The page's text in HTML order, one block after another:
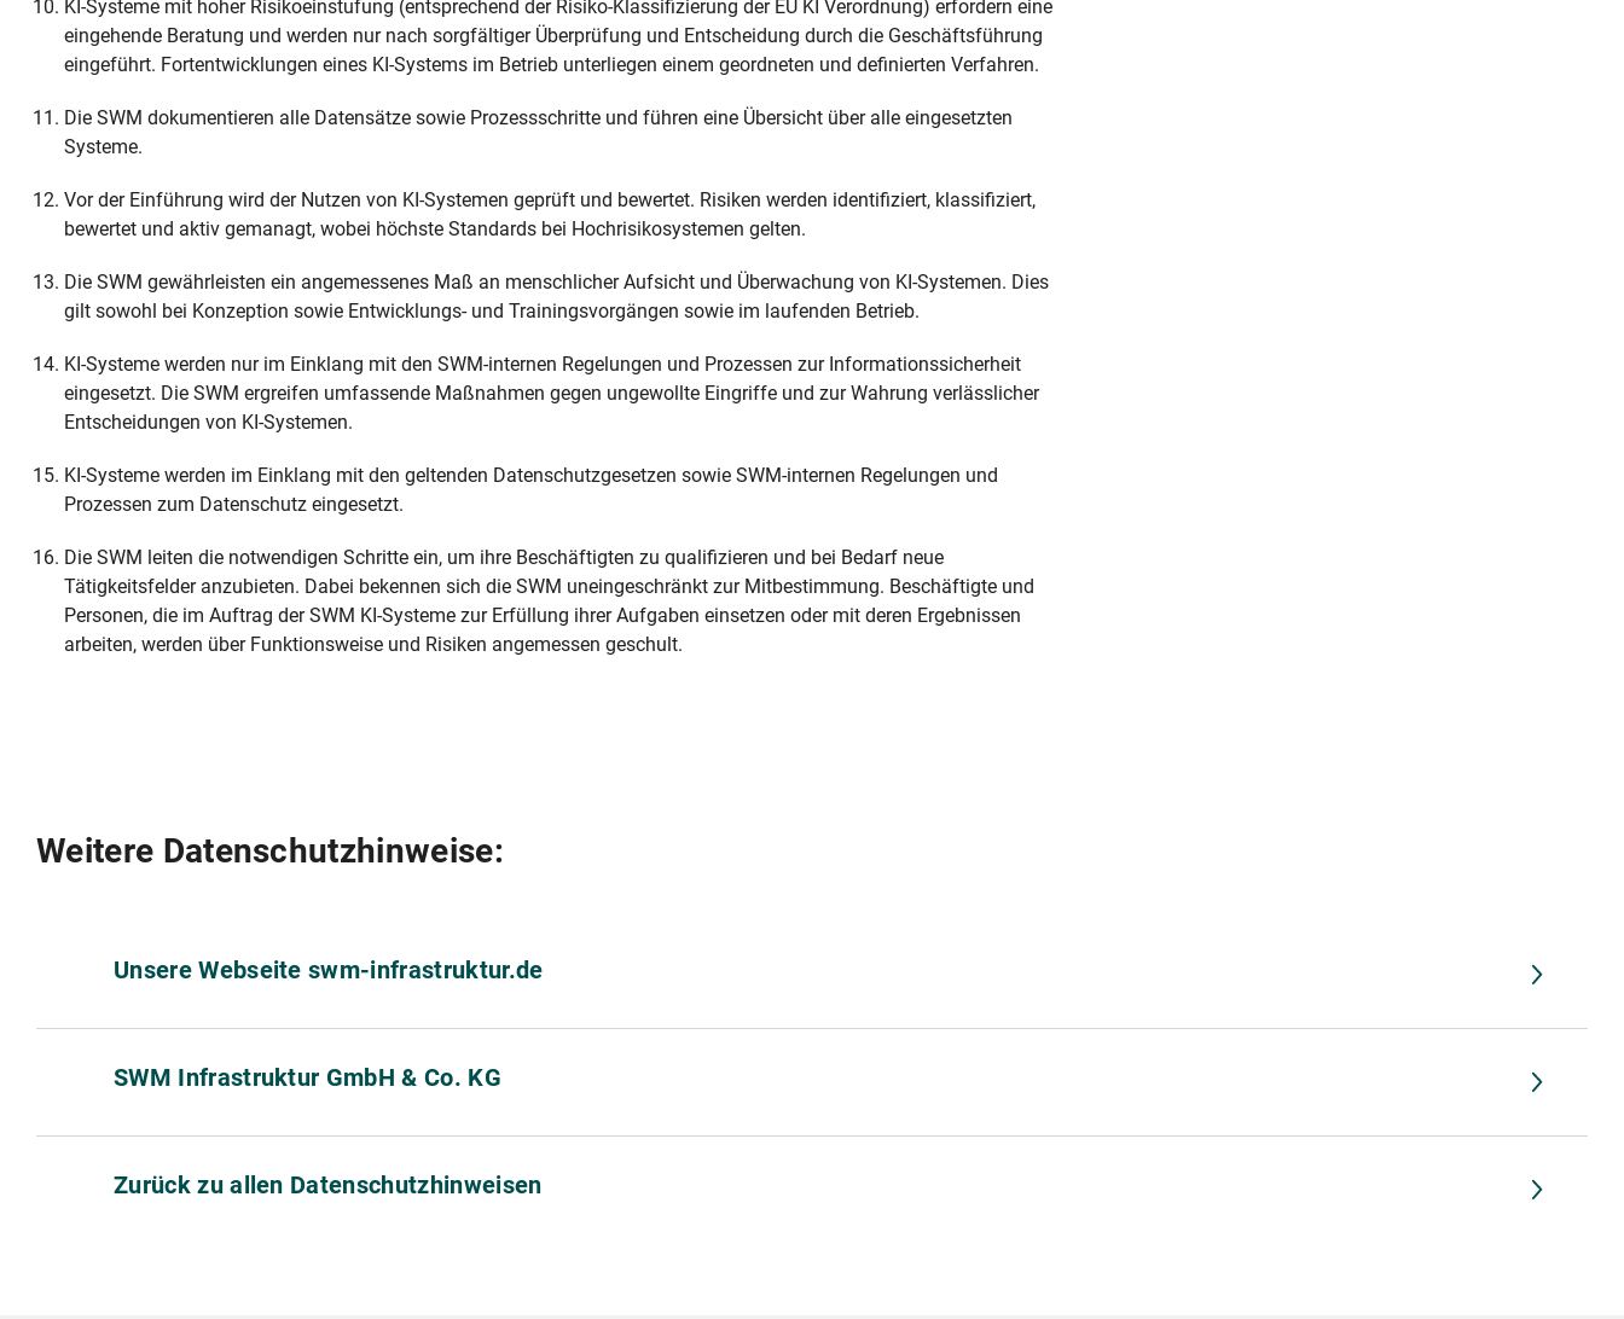
KI-Systeme mit hoher Risikoeinstufung (entsprechend der Risiko-Klassifizierung der EU KI Verordnung) erfordern eine
eingehende Beratung und werden nur nach sorgfältiger Überprüfung und Entscheidung durch die Geschäftsführung
eingeführt. Fortentwicklungen eines KI-Systems im Betrieb unterliegen einem geordneten und definierten Verfahren.
Die SWM dokumentieren alle Datensätze sowie Prozessschritte und führen eine Übersicht über alle eingesetzten
Systeme.
Vor der Einführung wird der Nutzen von KI-Systemen geprüft und bewertet. Risiken werden identifiziert, klassifiziert,
bewertet und aktiv gemanagt, wobei höchste Standards bei Hochrisikosystemen gelten.
Die SWM gewährleisten ein angemessenes Maß an menschlicher Aufsicht und Überwachung von KI-Systemen. Dies
gilt sowohl bei Konzeption sowie Entwicklungs- und Trainingsvorgängen sowie im laufenden Betrieb.
KI-Systeme werden nur im Einklang mit den SWM-internen Regelungen und Prozessen zur Informationssicherheit
eingesetzt. Die SWM ergreifen umfassende Maßnahmen gegen ungewollte Eingriffe und zur Wahrung verlässlicher
Entscheidungen von KI-Systemen.
KI-Systeme werden im Einklang mit den geltenden Datenschutzgesetzen sowie SWM-internen Regelungen und
Prozessen zum Datenschutz eingesetzt.
Die SWM leiten die notwendigen Schritte ein, um ihre Beschäftigten zu qualifizieren und bei Bedarf neue
Tätigkeitsfelder anzubieten. Dabei bekennen sich die SWM uneingeschränkt zur Mitbestimmung. Beschäftigte und
Personen, die im Auftrag der SWM KI-Systeme zur Erfüllung ihrer Aufgaben einsetzen oder mit deren Ergebnissen
arbeiten, werden über Funktionsweise und Risiken angemessen geschult.
Weitere Datenschutzhinweise:
Unsere Webseite swm-infrastruktur.de
SWM Infrastruktur GmbH & Co. KG
Zurück zu allen Datenschutzhinweisen